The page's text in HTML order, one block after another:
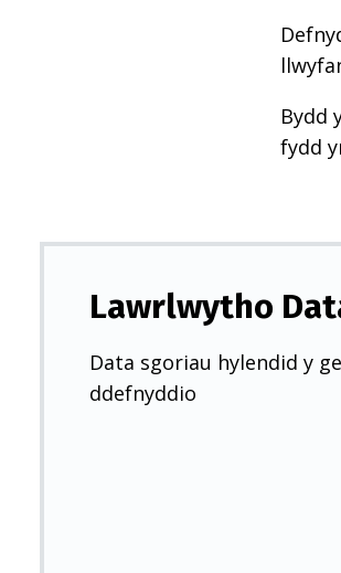
Bydd
fydd
Lawrlwytho
Data sgoriau hylendid y
ddefnyddio